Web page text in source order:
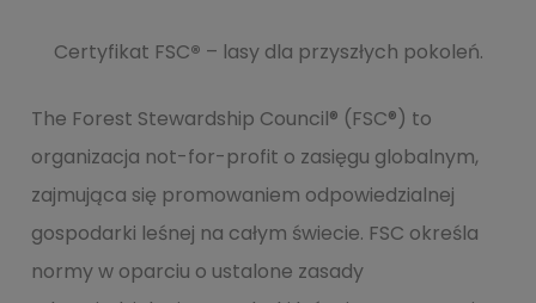
Certyfikat FSC® – lasy dla przyszłych pokoleń.
The Forest Stewardship Council® (FSC®) to
organizacja not-for-profit o zasięgu globalnym,
zajmująca się promowaniem odpowiedzialnej
gospodarki leśnej na całym świecie. FSC określa
normy w oparciu o ustalone zasady